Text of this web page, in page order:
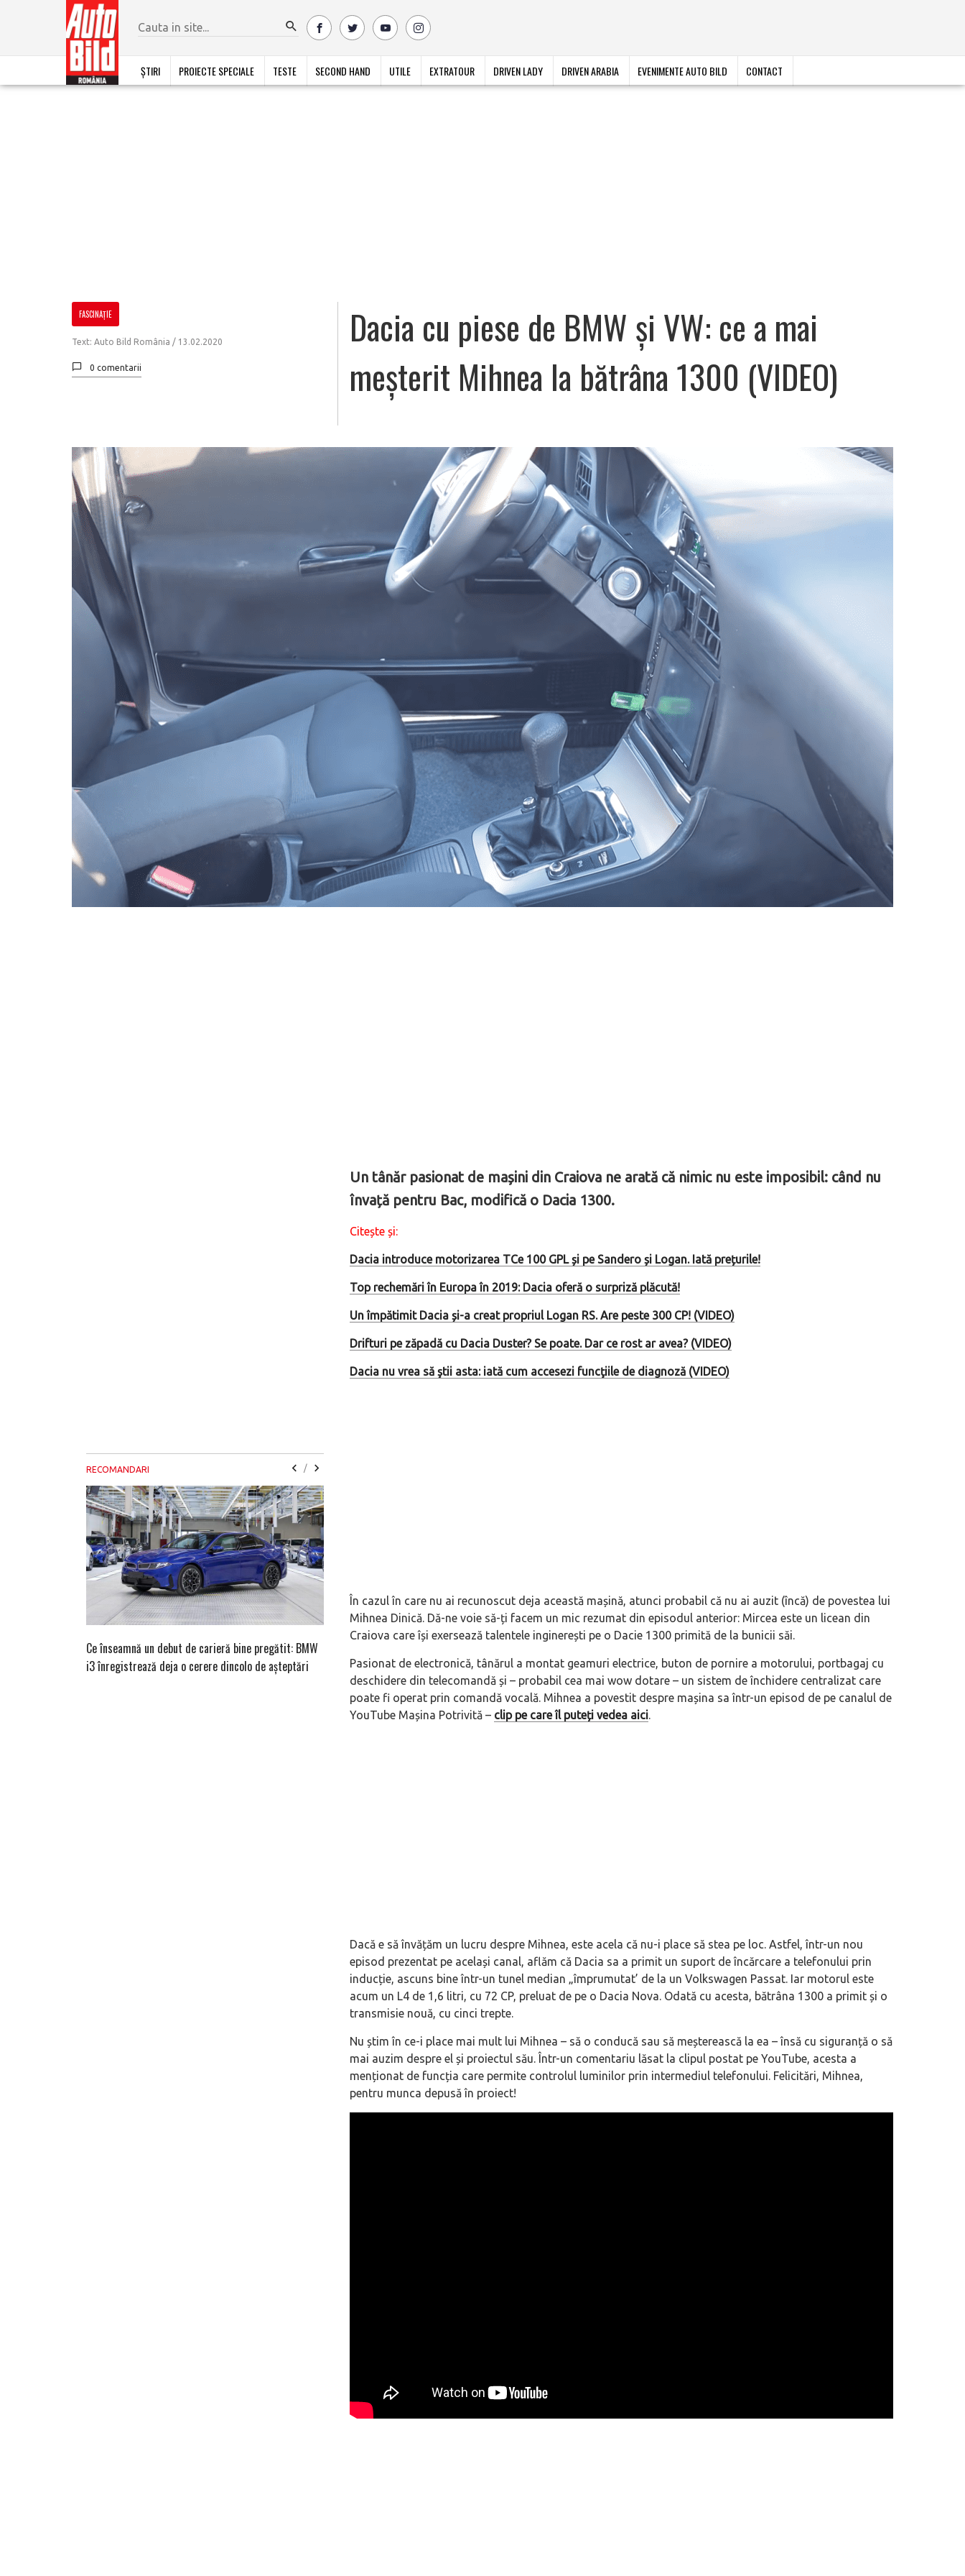
ȘTIRI PROIECTE SPECIALE TESTE SECOND HAND UTILE EXTRATOUR DRIVEN LADY DRIVEN ARABIA EVENIMENTE AUTO BILD CONTACT
FASCINAȚIE
Text: Auto Bild România / 13.02.2020
0 comentarii
Dacia cu piese de BMW și VW: ce a mai
meșterit Mihnea la bătrâna 1300 (VIDEO)
Un tânăr pasionat de mașini din Craiova ne arată că nimic nu este imposibil: când nu
învață pentru Bac, modifică o Dacia 1300.
Citește și:
Dacia introduce motorizarea TCe 100 GPL și pe Sandero și Logan. Iată prețurile!
Top rechemări în Europa în 2019: Dacia oferă o surpriză plăcută!
Un împătimit Dacia și-a creat propriul Logan RS. Are peste 300 CP! (VIDEO)
Drifturi pe zăpadă cu Dacia Duster? Se poate. Dar ce rost ar avea? (VIDEO)
Dacia nu vrea să ştii asta: iată cum accesezi funcţiile de diagnoză (VIDEO)
În cazul în care nu ai recunoscut deja această mașină, atunci probabil că nu ai auzit (încă) de povestea lui
Mihnea Dinică. Dă-ne voie să-ți facem un mic rezumat din episodul anterior: Mircea este un licean din
Craiova care își exersează talentele inginerești pe o Dacie 1300 primită de la bunicii săi.
Pasionat de electronică, tânărul a montat geamuri electrice, buton de pornire a motorului, portbagaj cu
deschidere din telecomandă și – probabil cea mai wowdotare – un sistem de închidere centralizat care
poate fi operat prin comandă vocală. Mihnea a povestit despre mașina sa într-un episod de pe canalul de
YouTube Mașina Potrivită – clip pe care îl puteți vedea aici.
Dacă e să învățăm un lucru despre Mihnea, este acela că nu-i place să stea pe loc. Astfel, într-un nou
episod prezentat pe același canal, aflăm că Dacia sa a primit un suport de încărcare a telefonului prin
inducție, ascuns bine într-un tunel median „împrumutat’ de la un Volkswagen Passat. Iar motorul este
acum un L4 de 1,6 litri, cu 72 CP, preluat de pe o Dacia Nova. Odată cu acesta, bătrâna 1300 a primit și o
transmisie nouă, cu cinci trepte.
Nu știm în ce-i place mai mult lui Mihnea – să o conducă sau să meșterească la ea – însă cu siguranță o să
mai auzim despre el și proiectul său. Într-un comentariu lăsat la clipul postat pe YouTube, acesta a
menționat de funcția care permite controlul luminilor prin intermediul telefonului. Felicitări, Mihnea,
pentru munca depusă în proiect!
RECOMANDARI /
Ce înseamnă un debut de carieră bine pregătit: BMW
i3 înregistrează deja o cerere dincolo de așteptări
pe mâna fetelor în competiția off-road Rebelle Rally Blackbird va suna ca un apropo. Unul pertinent, de
altfel!
de noua ediție limitată Lamborghini
60° Hommage